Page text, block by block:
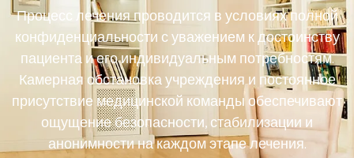
Процесс лечения проводится в условиях полной
конфиденциальности с уважением к достоинству
пациента и его индивидуальным потребностям.
Камерная обстановка учреждения и постоянное
присутствие медицинской команды обеспечивают
ощущение безопасности, стабилизации и
анонимности на каждом этапе лечения.